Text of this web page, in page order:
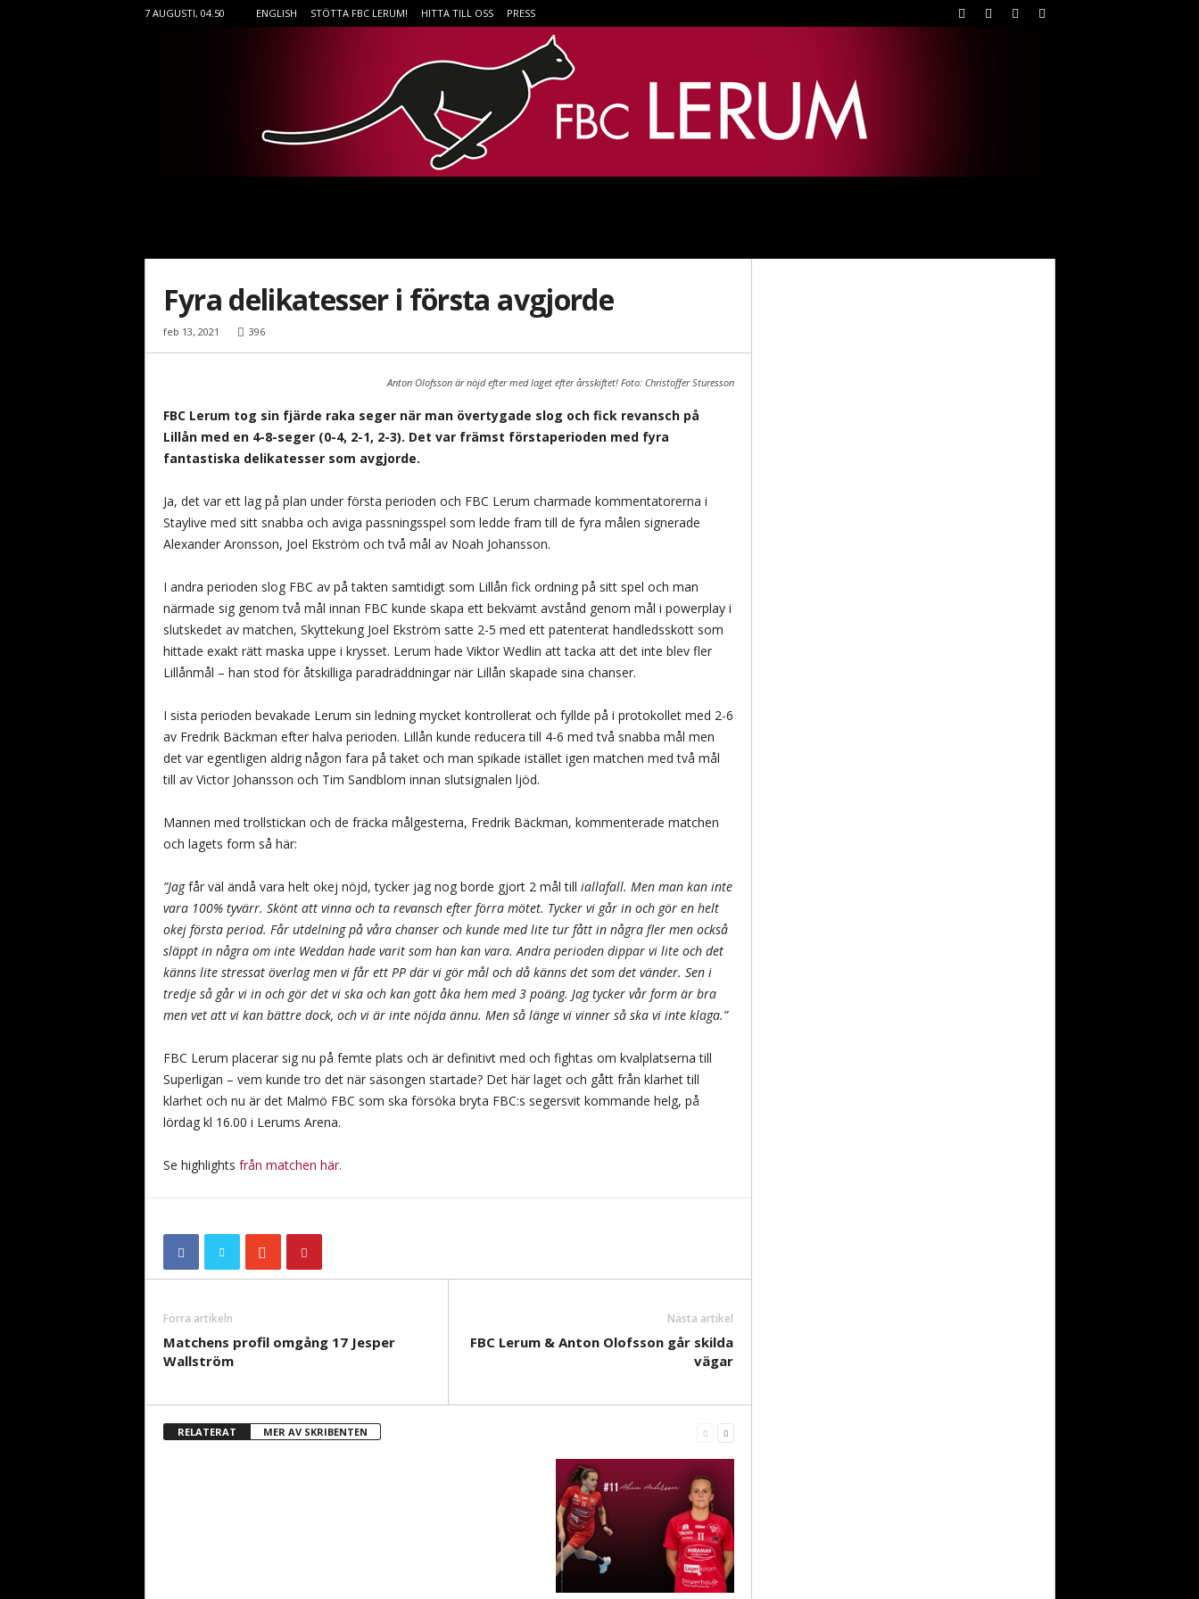
7 AUGUSTI, 04.50 ENGLISH STÖTTA FBC LERUM! HITTA TILL OSS PRESS
e
n
Fyra delikatesser i första avgjorde
feb 13, 2021 396
Anton Olofsson är nöjd efter med laget efter årsskiftet! Foto: Christoffer Sturesson
FBC Lerum tog sin fjärde raka seger när man övertygade slog och fick revansch på
Lillån med en 4-8-seger (0-4, 2-1, 2-3). Det var främst förstaperioden med fyra
fantastiska delikatesser som avgjorde.
Ja, det var ett lag på plan under första perioden och FBC Lerum charmade kommentatorerna i
Staylive med sitt snabba och aviga passningsspel som ledde fram till de fyra målen signerade
Alexander Aronsson, Joel Ekström och två mål av Noah Johansson.
I andra perioden slog FBC av på takten samtidigt som Lillån fick ordning på sitt spel och man
närmade sig genom två mål innan FBC kunde skapa ett bekvämt avstånd genom mål i powerplay i
slutskedet av matchen, Skyttekung Joel Ekström satte 2-5 med ett patenterat handledsskott som
hittade exakt rätt maska uppe i krysset. Lerum hade Viktor Wedlin att tacka att det inte blev fler
Lillånmål – han stod för åtskilliga paradräddningar när Lillån skapade sina chanser.
I sista perioden bevakade Lerum sin ledning mycket kontrollerat och fyllde på i protokollet med 2-6
av Fredrik Bäckman efter halva perioden. Lillån kunde reducera till 4-6 med två snabba mål men
det var egentligen aldrig någon fara på taket och man spikade istället igen matchen med två mål
till av Victor Johansson och Tim Sandblom innan slutsignalen ljöd.
Mannen med trollstickan och de fräcka målgesterna, Fredrik Bäckman, kommenterade matchen
och lagets form så här:
”Jagfår väl ändå vara helt okej nöjd, tycker jag nog borde gjort 2 mål till iallafall. Men man kan inte
vara 100% tyvärr. Skönt att vinna och ta revansch efter förra mötet. Tycker vi går in och gör en helt
okej första period. Får utdelning på våra chanser och kunde med lite tur fått in några fler men också
släppt in några om inte Weddan hade varit som han kan vara. Andra perioden dippar vi lite och det
känns lite stressat överlag men vi får ett PP där vi gör mål och då känns det som det vänder. Sen i
tredje så går vi in och gör det vi ska och kan gott åka hem med 3 poäng. Jag tycker vår form är bra
men vet att vi kan bättre dock, och vi är inte nöjda ännu. Men så länge vi vinner så ska vi inte klaga.”
FBC Lerum placerar sig nu på femte plats och är definitivt med och fightas om kvalplatserna till
Superligan – vem kunde tro det när säsongen startade? Det här laget och gått från klarhet till
klarhet och nu är det Malmö FBC som ska försöka bryta FBC:s segersvit kommande helg, på
lördag kl 16.00 i Lerums Arena.
Se highlights från matchen här.
Förra artikeln
Matchens profil omgång 17 Jesper
Wallström
Nästa artikel
FBC Lerum & Anton Olofsson går skilda
vägar
RELATERAT MER AV SKRIBENTEN